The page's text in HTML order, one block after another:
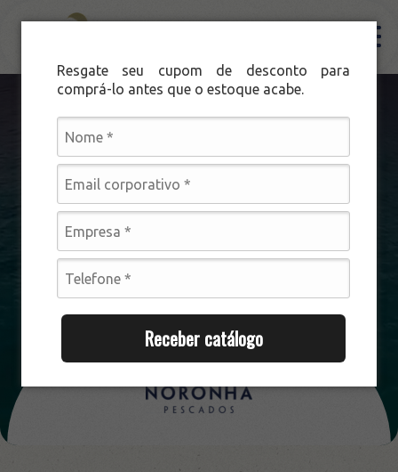
Resgate seu cupom de desconto para
comprá-lo antes que o estoque acabe.
Receber catálogo
Nossa história
Procedência e Qualidade
Produtos
Noronha Pescados
Produtos Noronha Pescados Posta Salmão